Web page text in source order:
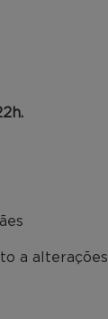
a alterações